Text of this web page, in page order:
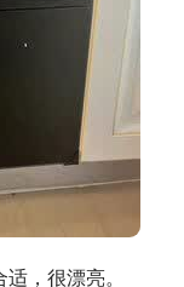
，很漂亮。